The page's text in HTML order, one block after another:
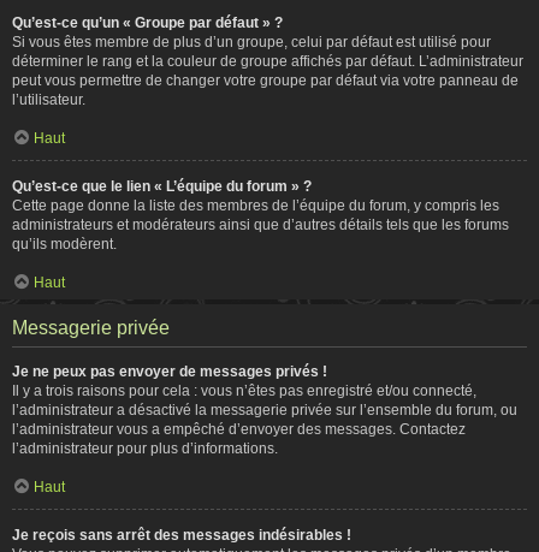
Qu’est-ce qu’un « Groupe par défaut » ?
Si vous êtes membre de plus d’un groupe, celui par défaut est utilisé pour
déterminer le rang et la couleur de groupe affichés par défaut. L’administrateur
peut vous permettre de changer votre groupe par défaut via votre panneau de
l’utilisateur.
Haut
Qu’est-ce que le lien « L’équipe du forum » ?
Cette page donne la liste des membres de l’équipe du forum, y compris les
administrateurs et modérateurs ainsi que d’autres détails tels que les forums
qu’ils modèrent.
Haut
Messagerie privée
Je ne peux pas envoyer de messages privés !
Il y a trois raisons pour cela : vous n’êtes pas enregistré et/ou connecté,
l’administrateur a désactivé la messagerie privée sur l’ensemble du forum, ou
l’administrateur vous a empêché d’envoyer des messages. Contactez
l’administrateur pour plus d’informations.
Haut
Je reçois sans arrêt des messages indésirables !